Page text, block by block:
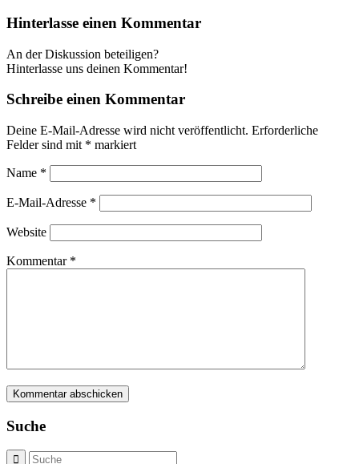
Hinterlasse einen Kommentar
An der Diskussion beteiligen?
Hinterlasse uns deinen Kommentar!
Schreibe einen Kommentar
Deine E-Mail-Adresse wird nicht veröffentlicht. Erforderliche
Felder sind mit * markiert
Name *
E-Mail-Adresse *
Website
Kommentar *
Suche